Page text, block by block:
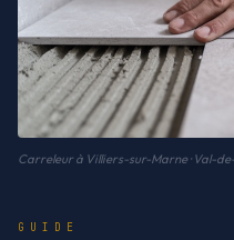
Carreleur à Villiers-sur-Marne · Val-
GUIDE